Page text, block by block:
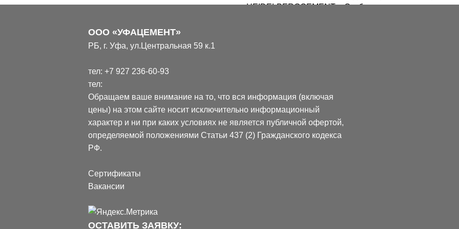
«HEIDELBERGCEMENT». Стабильное развитие и
транспортирования и хранения:
- при поставке навалом - 45 суток,
ООО «УФАЦЕМЕНТ»
РБ, г. Уфа, ул.Центральная 59 к.1
тел: +7 927 236-60-93
тел:
Обращаем ваше внимание на то, что вся информация (включая
цены) на этом сайте носит исключительно информационный
характер и ни при каких условиях не является публичной офертой,
определяемой положениями Статьи 437 (2) Гражданского кодекса
РФ.
Сертификаты
Вакансии
ОСТАВИТЬ ЗАЯВКУ: